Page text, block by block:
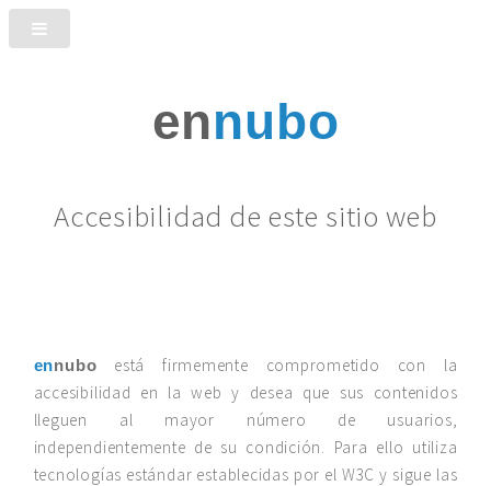
ennubo
Accesibilidad de este sitio web
ennubo está firmemente comprometido con la
accesibilidad en la web y desea que sus contenidos
lleguen al mayor número de usuarios,
independientemente de su condición. Para ello utiliza
tecnologías estándar establecidas por el W3C y sigue las